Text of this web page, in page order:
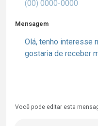
Mensagem
Você pode editar esta